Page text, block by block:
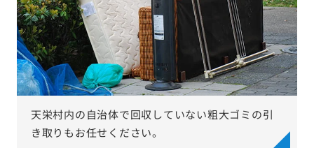
天栄村内の自治体で回収していない粗大ゴミの引
き取りもお任せください。